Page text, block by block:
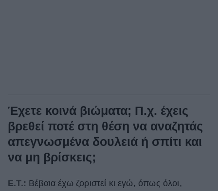
Έχετε κοινά βιώματα; Π.χ. έχεις
βρεθεί ποτέ στη θέση να αναζητάς
απεγνωσμένα δουλειά ή σπίτι και
να μη βρίσκεις;
Ε.Τ.: Βέβαια έχω ζοριστεί κι εγώ, όπως όλοι,